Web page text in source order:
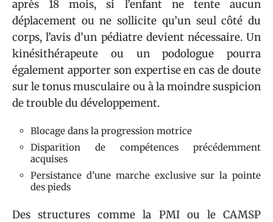
après 18 mois, si l’enfant ne tente aucun
déplacement ou ne sollicite qu’un seul côté du
corps, l’avis d’un pédiatre devient nécessaire. Un
kinésithérapeute ou un podologue pourra
également apporter son expertise en cas de doute
sur le tonus musculaire ou à la moindre suspicion
de trouble du développement.
Blocage dans la progression motrice
Disparition de compétences précédemment
acquises
Persistance d’une marche exclusive sur la pointe
des pieds
Des structures comme la PMI ou le CAMSP